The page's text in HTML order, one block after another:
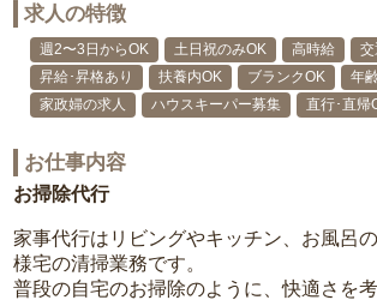
求人の特徴
週2〜3日からOK 土日祝のみOK 高時給
昇給･昇格あり
扶養内OK ブランクOK 年
家政婦の求人
ハウスキーパー募集 直行･直帰
お仕事内容
お掃除代行
家事代行はリビングやキッチン、お風呂
様宅の清掃業務です。
普段の自宅のお掃除のように、快適さを